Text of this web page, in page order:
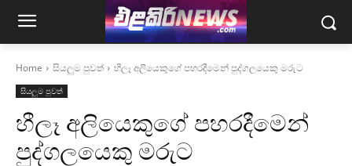
Home සියලුම පුවත් හීලෑ අලියෙකුගේ පහරදීමෙන් පුද්ගලයෙකු මරුට
සියලුම පුවත්
හීලෑ අලියෙකුගේ පහරදීමෙන්
පුද්ගලයෙකු මරුට